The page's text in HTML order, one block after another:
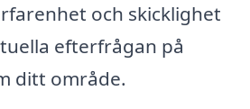
och skicklighet
efterfrågan på
ditt område.